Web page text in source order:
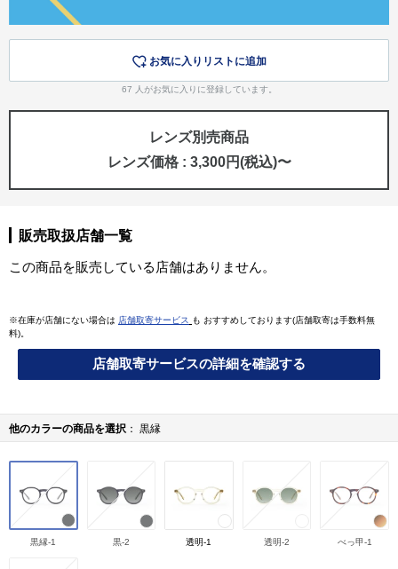
お気に入りリストに追加
67 人がお気に入りに登録しています。
レンズ別売商品
レンズ価格 : 3,300円(税込)〜
販売取扱店舗一覧
この商品を販売している店舗はありません。
※在庫が店舗にない場合は 店舗取寄サービス
も おすすめしております(店舗取寄は手数料無
料)。
店舗取寄サービスの詳細を確認する
他のカラーの商品を選択 黒縁
黒縁-1 黒-2 透明-1 透明-2 べっ甲-1